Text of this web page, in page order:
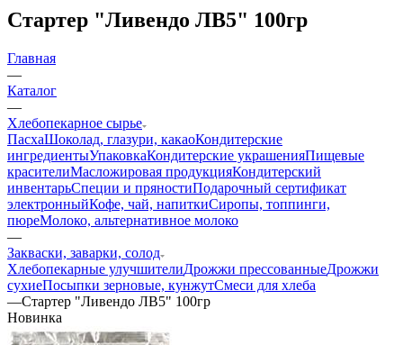
Стартер "Ливендо ЛВ5" 100гр
Главная
—
Каталог
—
Хлебопекарное сырье
ПасхаШоколад, глазури, какаоКондитерские
ингредиентыУпаковкаКондитерские украшенияПищевые
красителиМасложировая продукцияКондитерский
инвентарьСпеции и пряностиПодарочный сертификат
электронныйКофе, чай, напиткиСиропы, топпинги,
пюреМолоко, альтернативное молоко
—
Закваски, заварки, солод
Хлебопекарные улучшителиДрожжи прессованныеДрожжи
сухиеПосыпки зерновые, кунжутСмеси для хлеба
—Стартер "Ливендо ЛВ5" 100гр
Новинка